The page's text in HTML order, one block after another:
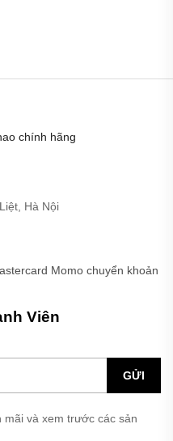
Hà Nội
Viên
GỬI
và xem trước các sản